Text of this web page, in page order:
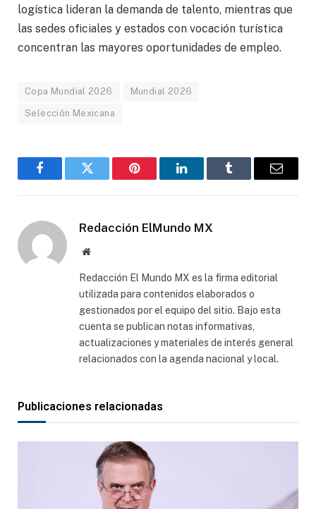
logística lideran la demanda de talento, mientras que
las sedes oficiales y estados con vocación turística
concentran las mayores oportunidades de empleo.
Copa Mundial 2026 Mundial 2026
Selección Mexicana
FacebookGorjeo Pinterest LinkedInTumblr
Correo
Redacción ElMundo MX
Sitio
Redacción El Mundo MX es la firma editorial
utilizada para contenidos elaborados o
gestionados por el equipo del sitio. Bajo esta
cuenta se publican notas informativas,
actualizaciones y materiales de interés general
relacionados con la agenda nacional y local.
Publicaciones relacionadas